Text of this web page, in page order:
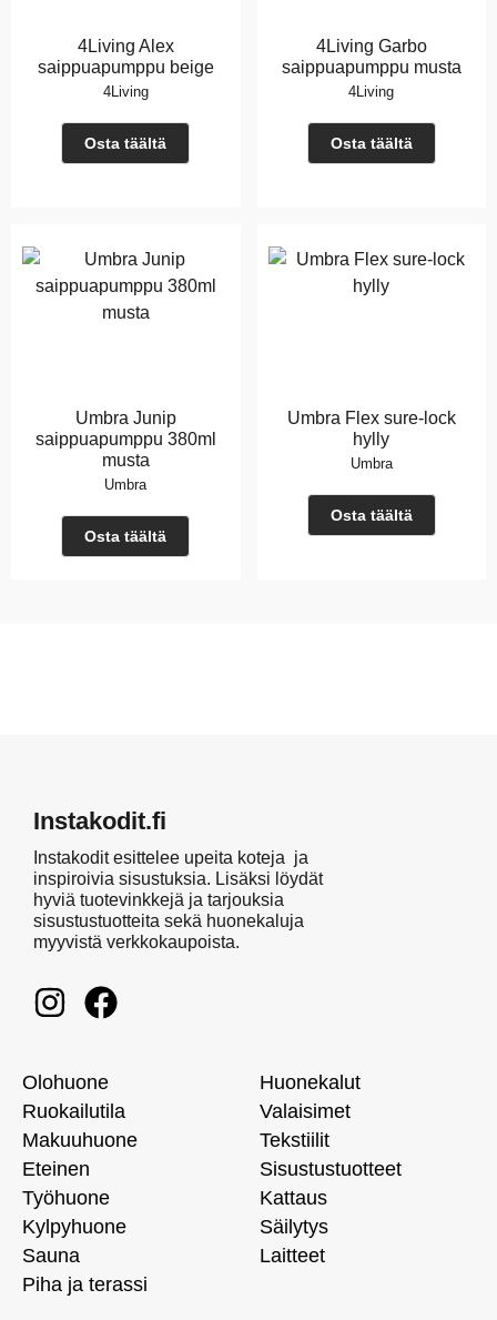
4Living Alex
saippuapumppu beige
4Living
Osta täältä
4Living Garbo
saippuapumppu musta
4Living
Osta täältä
Umbra Junip
saippuapumppu 380ml
musta
Umbra
Osta täältä
Umbra Flex sure-lock
hylly
Umbra
Osta täältä
Instakodit.fi
Instakodit esittelee upeita koteja ja
inspiroivia sisustuksia. Lisäksi löydät
hyviä tuotevinkkejä ja tarjouksia
sisustustuotteita sekä huonekaluja
myyvistä verkkokaupoista.
Olohuone
Ruokailutila
Makuuhuone
Eteinen
Työhuone
Kylpyhuone
Sauna
Piha ja terassi
Huonekalut
Valaisimet
Tekstiilit
Sisustustuotteet
Kattaus
Säilytys
Laitteet